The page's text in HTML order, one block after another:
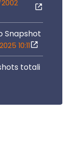
Snapshot
10:11
totali